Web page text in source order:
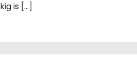
is […]